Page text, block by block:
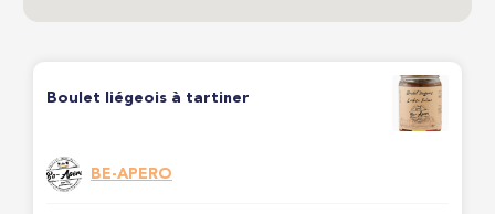
Boulet liégeois à tartiner
BE-APERO